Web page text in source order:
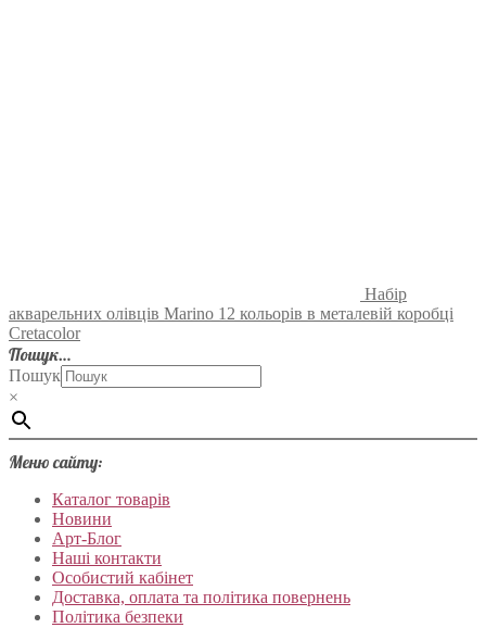
Набір
акварельних олівців Marino 12 кольорів в металевій коробці
Cretacolor
Пошук…
Пошук
×
Меню сайту:
Каталог товарів
Новини
Арт-Блог
Наші контакти
Особистий кабінет
Доставка, оплата та політика повернень
Політика безпеки